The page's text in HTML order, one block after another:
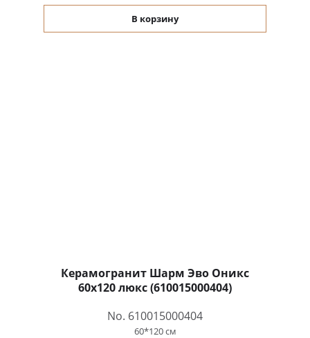
В корзину
Керамогранит Шарм Эво Оникс
60x120 люкс (610015000404)
No. 610015000404
60*120 см